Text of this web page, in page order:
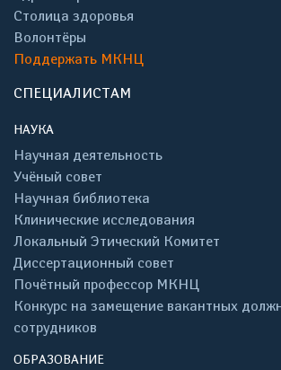
Столица здоровья
Волонтёры
Поддержать МКНЦ
СПЕЦИАЛИСТАМ
НАУКА
Научная деятельность
Учёный совет
Научная библиотека
Клинические исследования
Локальный Этический Комитет
Диссертационный совет
Почётный профессор МКНЦ
Конкурс на замещение вакантных
сотрудников
ОБРАЗОВАНИЕ